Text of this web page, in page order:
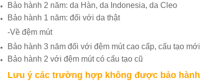
Bảo hành 2 năm: da Hàn, da Indonesia, da Cleo
Bảo hành 1 năm: đối với da thật
-Về đệm mút
Bảo hành 3 năm đối với đệm mút cao cấp, cấu tạo mới
Bảo hành 2 với đệm mút có cấu tạo cũ
Lưu ý các trường hợp không được bảo hành